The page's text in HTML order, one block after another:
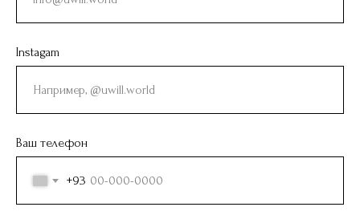
Instagam
Ваш телефон
+93